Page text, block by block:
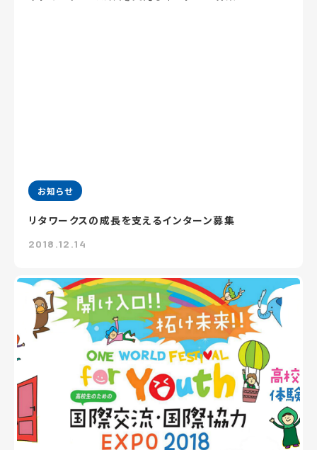
お知らせ
リタワークスの成長を支えるインターン募集
2018.12.14